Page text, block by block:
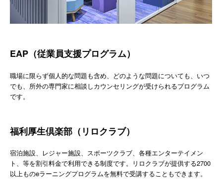
EAP（従業員支援プログラム）
職場に限らず個人的な問題も含め、どのような問題についても、いつ
でも、所外の専門家に相談しカウンセリングが受けられるプログラム
です。
福利厚生倶楽部（リロクラブ）
宿泊施設、レジャー施設、スポーツクラブ、各種エンターテイメン
ト、等を割引料金で利用できる制度です。リロクラブが提供する2700
以上ものeラーニングプログラムを無料で受講することもできます。